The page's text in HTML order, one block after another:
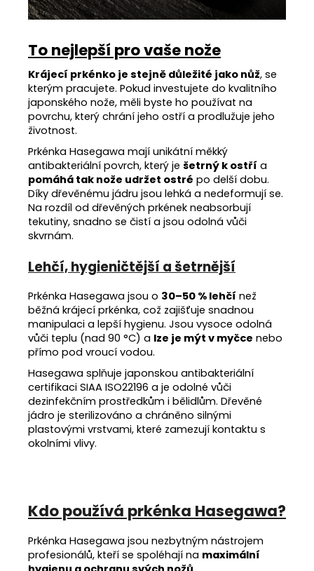
To nejlepší pro vaše nože
Krájecí prkénko je stejně důležité jako nůž, se
kterým pracujete. Pokud investujete do kvalitního
japonského nože, měli byste ho používat na
povrchu, který chrání jeho ostří a prodlužuje jeho
životnost.
Prkénka Hasegawa mají unikátní měkký
antibakteriální povrch, který je šetrný k ostří a
pomáhá tak nože udržet ostré po delší dobu.
Díky dřevěnému jádru jsou lehká a nedeformují se.
Na rozdíl od dřevěných prkének neabsorbují
tekutiny, snadno se čistí a jsou odolná vůči
skvrnám.
Lehčí, hygieničtější a šetrnější
Prkénka Hasegawa jsou o 30–50 % lehčí než
běžná krájecí prkénka, což zajišťuje snadnou
manipulaci a lepší hygienu. Jsou vysoce odolná
vůči teplu (nad 90 °C) a lze je mýt v myčce nebo
přímo pod vroucí vodou.
Hasegawa splňuje japonskou antibakteriální
certifikaci SIAA ISO22196 a je odolné vůči
dezinfekčním prostředkům i bělidlům. Dřevěné
jádro je sterilizováno a chráněno silnými
plastovými vrstvami, které zamezují kontaktu s
okolními vlivy.
Kdo používá prkénka Hasegawa?
Prkénka Hasegawa jsou nezbytným nástrojem
profesionálů, kteří se spoléhají na maximální